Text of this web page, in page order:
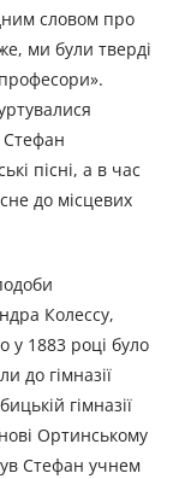
словом про
ми були тверді
Стефан
пісні, а в час
до місцевих
Колессу,
у 1883 році було
до гімназії
гімназії
Ортинському
Стефан учнем